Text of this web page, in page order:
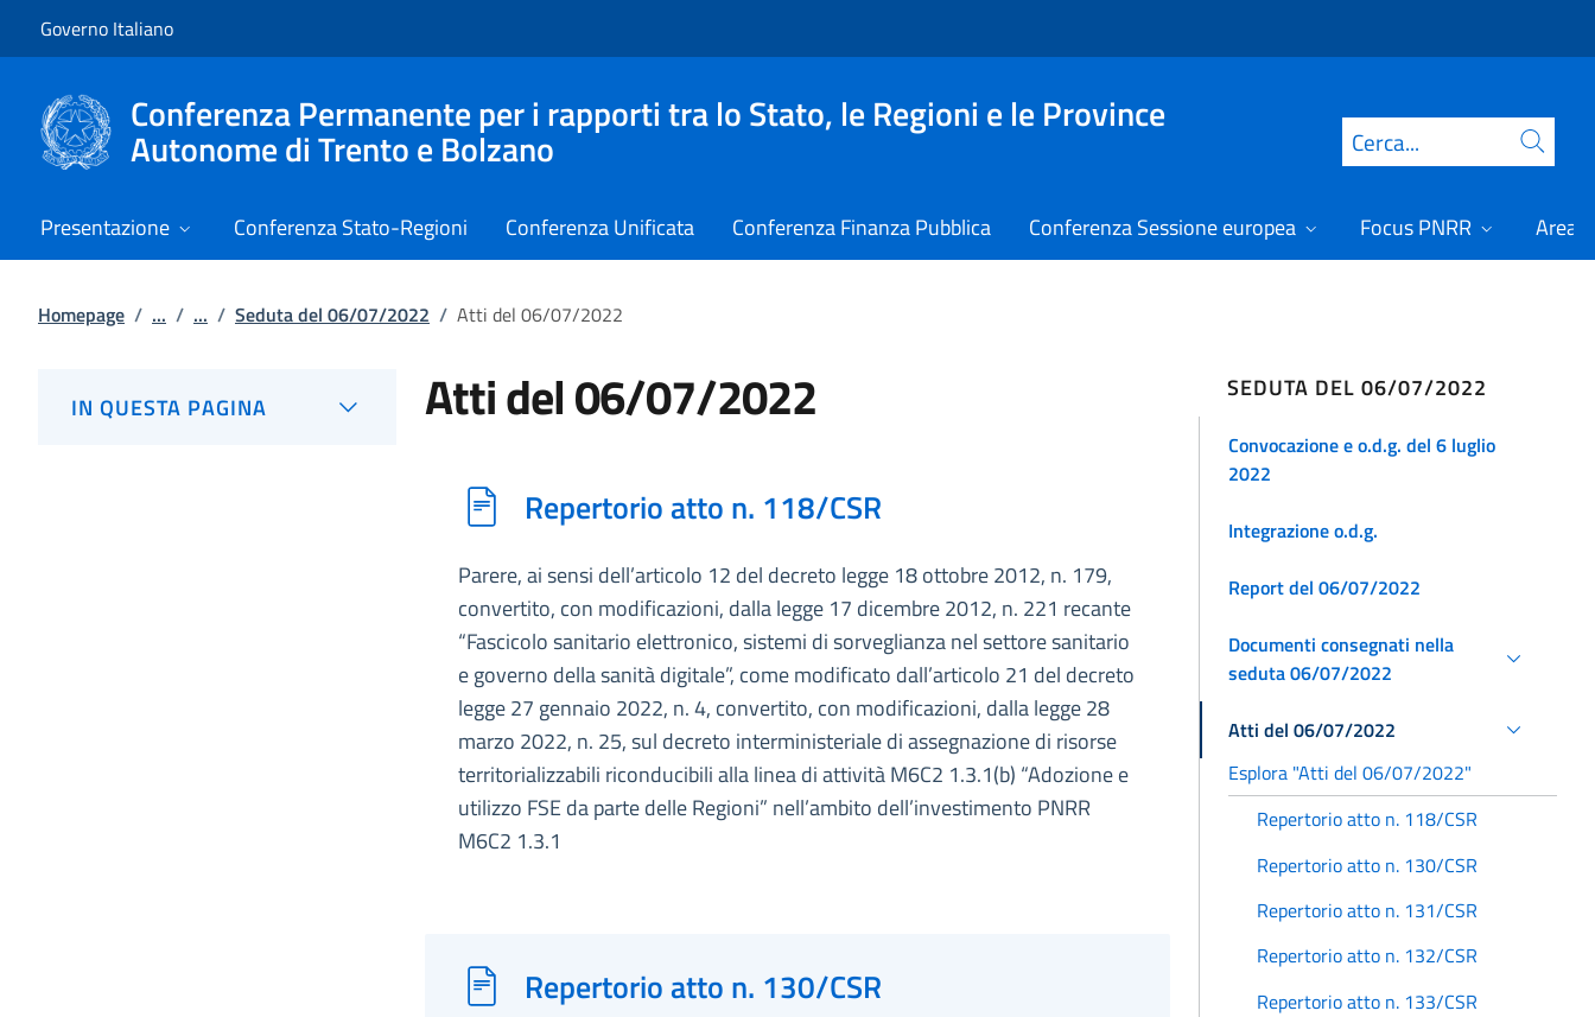
Governo Italiano
Conferenza Permanente per i rapporti tra lo Stato, le Regioni e le Province
Autonome di Trento e Bolzano Cerca
Presentazione Conferenza Stato-Regioni Conferenza Unificata Conferenza Finanza Pubblica Conferenza Sessione europea Focus PNRR Area
Homepage / ... / ... / Seduta del 06/07/2022 / Atti del 06/07/2022
IN QUESTA PAGINA Atti del 06/07/2022
Repertorio atto n. 118/CSR
Parere, ai sensi dell’articolo 12 del decreto legge 18 ottobre 2012, n. 179,
convertito, con modificazioni, dalla legge 17 dicembre 2012, n. 221 recante
“Fascicolo sanitario elettronico, sistemi di sorveglianza nel settore sanitario
e governo della sanità digitale”, come modificato dall’articolo 21 del decreto
legge 27 gennaio 2022, n. 4, convertito, con modificazioni, dalla legge 28
marzo 2022, n. 25, sul decreto interministeriale di assegnazione di risorse
territorializzabili riconducibili alla linea di attività M6C2 1.3.1(b) “Adozione e
utilizzo FSE da parte delle Regioni” nell’ambito dell’investimento PNRR
M6C2 1.3.1
Repertorio atto n. 130/CSR
SEDUTA DEL 06/07/2022
Convocazione e o.d.g. del 6 luglio
2022
Integrazione o.d.g.
Report del 06/07/2022
Documenti consegnati nella
seduta 06/07/2022
Atti del 06/07/2022
Esplora "Atti del 06/07/2022"
Repertorio atto n. 118/CSR
Repertorio atto n. 130/CSR
Repertorio atto n. 131/CSR
Repertorio atto n. 132/CSR
Repertorio atto n. 133/CSR